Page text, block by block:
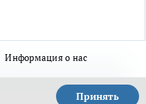
Информация о нас
Принять